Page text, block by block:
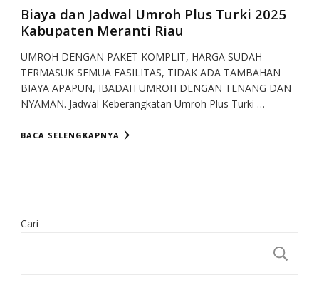
Biaya dan Jadwal Umroh Plus Turki 2025
Kabupaten Meranti Riau
UMROH DENGAN PAKET KOMPLIT, HARGA SUDAH
TERMASUK SEMUA FASILITAS, TIDAK ADA TAMBAHAN
BIAYA APAPUN, IBADAH UMROH DENGAN TENANG DAN
NYAMAN. Jadwal Keberangkatan Umroh Plus Turki …
BACA SELENGKAPNYA
Cari